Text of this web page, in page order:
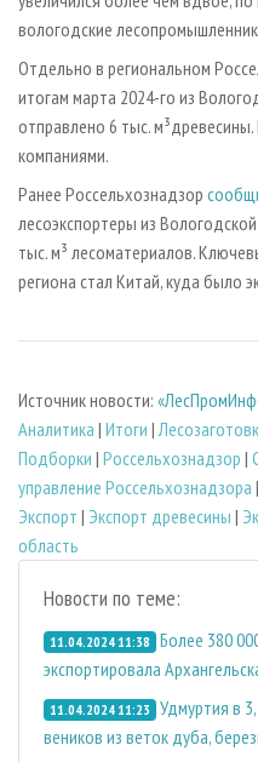
БИОЭНЕРГЕТИКА
ИНСТРУМЕНТ И
RUSSIAN FORESTRY
БИБЛИОТЕКА
вологодские
Отдельно в региональном
итогам марта 2024-го из
отправлено 6 тыс.
компаниями.
Ранее Россельхознадзор
лесоэкспортеры из
тыс. м³ лесоматериалов.
региона стал Китай, куда было
Источник новости:
Аналитика | Итоги |
Подборки | Россельхознадзор |
управление Россельхознадзора |
Экспорт | Экспорт древесины |
область
Новости по теме:
11.04.2024 11:38 Более 380
экспортировала
11.04.2024 11:23 Удмуртия в
веников из веток дуба,